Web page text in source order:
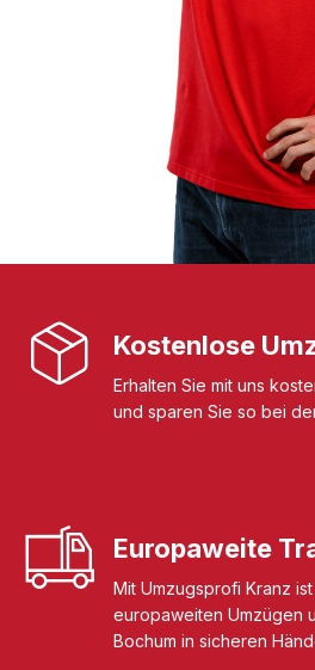
Kostenlose
Erhalten Sie mit uns
und sparen Sie so bei
Europaweite
Mit Umzugsprofi Kranz
europaweiten Umzügen
Bochum in sicheren